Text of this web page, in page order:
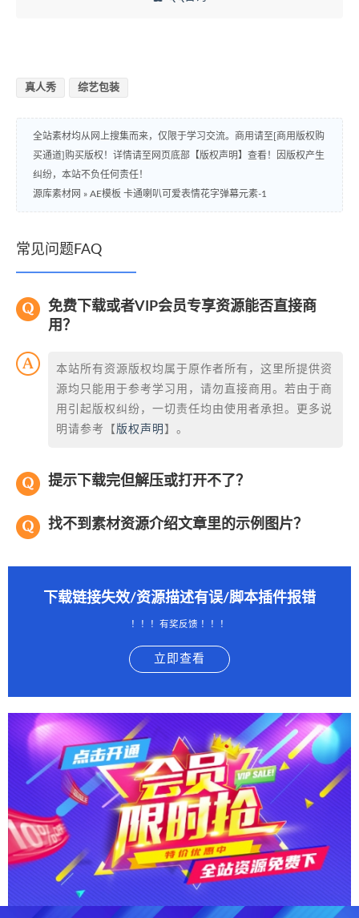
真人秀 综艺包装
全站素材均从网上搜集而来，仅限于学习交流。商用请至[商用版权购
买通道]购买版权！详情请至网页底部【版权声明】查看！因版权产生
纠纷，本站不负任何责任！
源库素材网 » AE模板 卡通喇叭可爱表情花字弹幕元素-1
常见问题FAQ
免费下载或者VIP会员专享资源能否直接商
用？
本站所有资源版权均属于原作者所有，这里所提供资
源均只能用于参考学习用，请勿直接商用。若由于商
用引起版权纠纷，一切责任均由使用者承担。更多说
明请参考【 版权声明 】。
提示下载完但解压或打开不了？
找不到素材资源介绍文章里的示例图片？
下载链接失效/资源描述有误/脚本插件报错
！！！有奖反馈 ！！！
立即查看